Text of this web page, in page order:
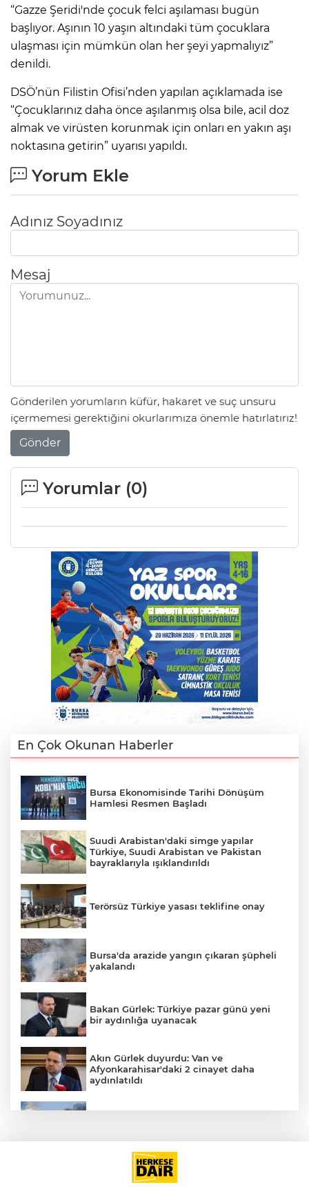
“Gazze Şeridi'nde çocuk felci aşılaması bugün
başlıyor. Aşının 10 yaşın altındaki tüm çocuklara
ulaşması için mümkün olan her şeyi yapmalıyız”
denildi.
DSÖ’nün Filistin Ofisi’nden yapılan açıklamada ise
“Çocuklarınız daha önce aşılanmış olsa bile, acil doz
almak ve virüsten korunmak için onları en yakın aşı
noktasına getirin” uyarısı yapıldı.
Yorum Ekle
Adınız Soyadınız
Mesaj
Gönderilen yorumların küfür, hakaret ve suç unsuru
içermemesi gerektiğini okurlarımıza önemle hatırlatırız!
Gönder
Yorumlar (0)
En Çok Okunan Haberler
Bursa Ekonomisinde Tarihi Dönüşüm
Hamlesi Resmen Başladı
Suudi Arabistan'daki simge yapılar
Türkiye, Suudi Arabistan ve Pakistan
bayraklarıyla ışıklandırıldı
Terörsüz Türkiye yasası teklifine onay
Bursa'da arazide yangın çıkaran şüpheli
yakalandı
Bakan Gürlek: Türkiye pazar günü yeni
bir aydınlığa uyanacak
Akın Gürlek duyurdu: Van ve
Afyonkarahisar'daki 2 cinayet daha
aydınlatıldı
İran'dan Müslümanlara kötü niyetli dış
güçlere karşı birleşme çağrısı